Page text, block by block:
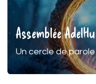
Assemblée
Un cercle de